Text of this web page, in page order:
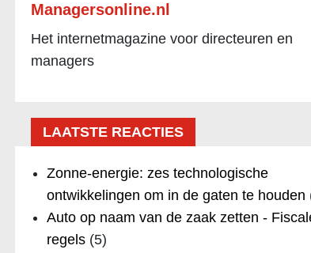
Managersonline.nl
Het internetmagazine voor directeuren en
managers
LAATSTE REACTIES
Zonne-energie: zes technologische
ontwikkelingen om in de gaten te houden
Auto op naam van de zaak zetten -
regels(5)